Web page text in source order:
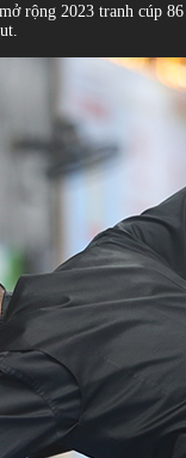
rộng 2023 tranh cúp